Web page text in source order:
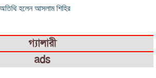
অতিথি হলেন আসলাম শিহির
গ্যালারী
ads